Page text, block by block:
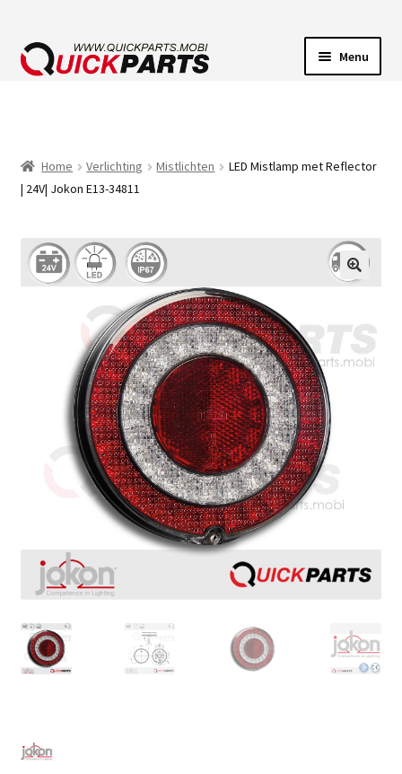
Menu
CLAXONS
ELEKTRISCHE CONNECTOREN
Home Verlichting Mistlichten
LED Mistlamp met Reflector
| 24V| Jokon E13-34811